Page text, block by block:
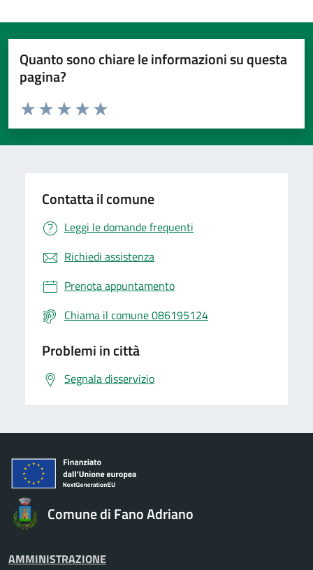
Quanto sono chiare le informazioni su questa
pagina?
Valuta da 1 a 5 stelle la pagina
Valuta 5 stelle su 5
Valuta 4 stelle su 5
Valuta 3 stelle su 5
Valuta 2 stelle su 5
Valuta 1 stelle su 5
Contatta il comune
Leggi le domande frequenti
Richiedi assistenza
Prenota appuntamento
Chiama il comune 086195124
Problemi in città
Segnala disservizio
Comune di Fano Adriano
AMMINISTRAZIONE